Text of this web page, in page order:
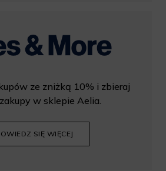
ze zniżką 10% i zbieraj
w sklepie Aelia.
SIĘ WIĘCEJ